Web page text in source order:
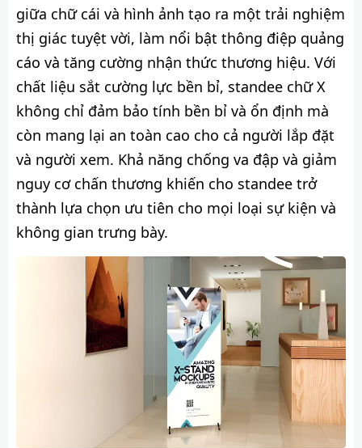
giữa chữ cái và hình ảnh tạo ra một trải nghiệm
thị giác tuyệt vời, làm nổi bật thông điệp quảng
cáo và tăng cường nhận thức thương hiệu. Với
chất liệu sắt cường lực bền bỉ, standee chữ X
không chỉ đảm bảo tính bền bỉ và ổn định mà
còn mang lại an toàn cao cho cả người lắp đặt
và người xem. Khả năng chống va đập và giảm
nguy cơ chấn thương khiến cho standee trở
thành lựa chọn ưu tiên cho mọi loại sự kiện và
không gian trưng bày.